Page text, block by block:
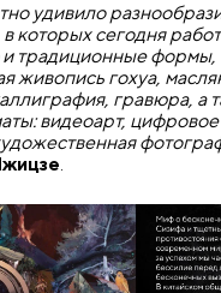
удивило
которых сегодня
традиционные формы,
живопись гохуа,
гравюра, а
видеоарт, цифровое
.